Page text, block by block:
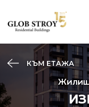
КЪМ ЕТАЖА